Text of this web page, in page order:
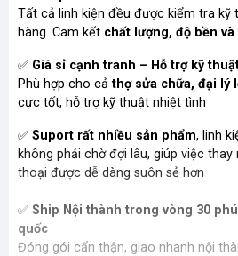
Tất cả linh kiện đều được kiểm tra kỹ
hàng. Cam kết chất lượng, độ bền
✅ Giá sỉ cạnh tranh – Hỗ trợ kỹ
Phù hợp cho cả thợ sửa chữa, đại lý
cực tốt, hỗ trợ kỹ thuật nhiệt tình
✅ Suport rất nhiều sản phẩm, linh
không phải chờ đợi lâu, giúp việc
thoại được dễ dàng suôn sẻ hơn
✅ Ship Nội thành trong vòng 30
quốc
Đóng gói cẩn thận, giao nhanh nội